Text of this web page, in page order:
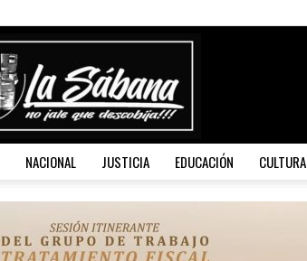
NACIONAL JUSTICIA EDUCACIÓN CULTURA